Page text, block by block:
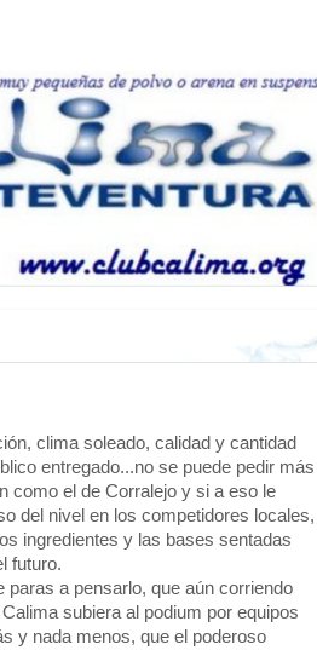
clima soleado, calidad y cantidad
entregado...no se puede pedir más
como el de Corralejo y si a eso le
del nivel en los competidores locales,
ingredientes y las bases sentadas
futuro.
paras a pensarlo, que aún corriendo
subiera al podium por equipos
y nada menos, que el poderoso